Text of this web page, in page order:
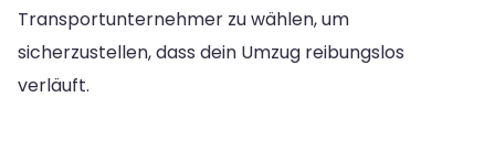
Transportunternehmer zu wählen, um
sicherzustellen, dass dein Umzug reibungslos
verläuft.